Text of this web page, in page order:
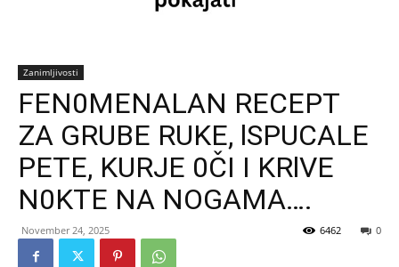
Zanimljivosti
FEN0MENALAN RECEPT
ZA GRUBE RUKE, lSPUCALE
PETE, KURJE 0ČI I KRlVE
N0KTE NA NOGAMA….
November 24, 2025 0
6462